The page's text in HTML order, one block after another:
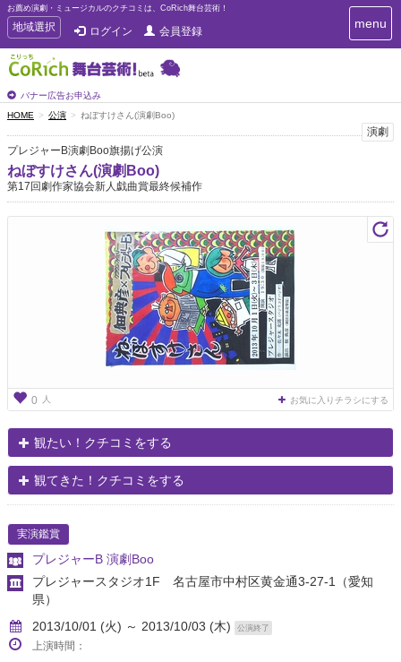
お薦め演劇・ミュージカルのクチコミは、CoRich舞台芸術！
T
o
g
g
e
n
a
v
i
g
a
地域選択 ログイン 会員登録
バナー広告お申込み
T
o
g
a
menu
HOME 公演 ねぼすけさん(演劇Boo)
演劇
プレジャーB演劇Boo旗揚げ公演
ねぼすけさん(演劇Boo)
第17回劇作家協会新人戯曲賞最終候補作
0 人 お気に入りチラシにする
観たい！クチコミをする
観てきた！クチコミをする
実演鑑賞
プレジャーB 演劇Boo
プレジャースタジオ1F 名古屋市中村区黄金通3-27-1
（愛知
県）
2013/10/01 (火) ～ 2013/10/03 (木)
公演終了
上演時間：